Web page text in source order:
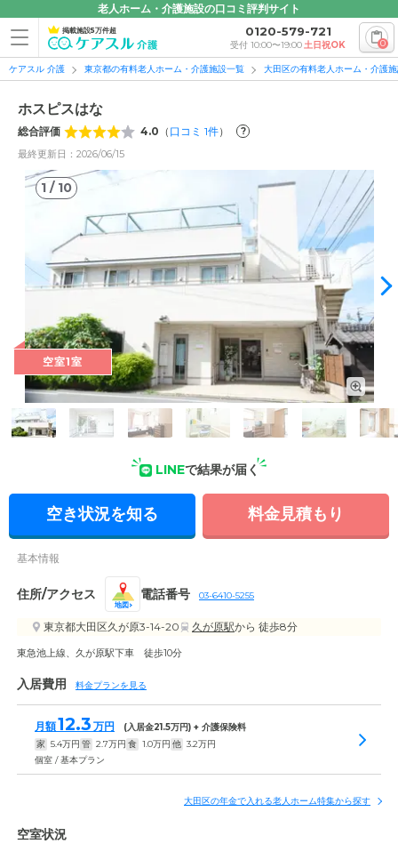
老人ホーム・介護施設の口コミ評判サイト
掲載施設5万件超 0120-579-721
受付 10:00〜19:00土日祝OK 0
ケアスル 介護 東京都の有料老人ホーム・介護施設一覧 大田区の有料老人ホーム・介護
ホスピスはな
総合評価 4.0 （ 口コミ 1件） ?
最終更新日：2026/06/15
1 / 10
1/10
外観: ホワイトを基調とした、清潔感あふれる住まいです。
空室1室
LINEで結果が届く
空き状況を知る 料金見積もり
基本情報
住所/アクセス
地図
電話番号 03-6410-5255
東京都大田区久が原3-14-20 久が原駅から 徒歩8分
東急池上線、久が原駅下車 徒歩10分
入居費用 料金プランを見る
月額12.3 万円 (入居金21.5万円) + 介護保険料
家 5.4万円 管 2.7万円 食 1.0万円 他 3.2万円
個室 / 基本プラン
大田区の年金で入れる老人ホーム特集から探す
空室状況